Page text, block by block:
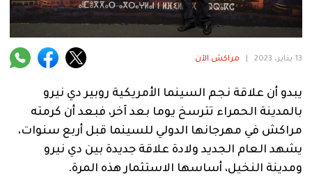
فنية
منوعة
آراء
13 يناير، 2023 مراكش الآن
يبدو أن علاقة نجم السينما الأمريكية روبير دي نيرو
بالمدينة الحمراء تترسخ يوما بعد آخر، فبعد أن كرمته
مراكش في مهرجانها الدولي للسينما قبل أربع سنوات،
يشهد العام الجديد ولادة علاقة جديدة بين دي نيرو
ومدينة النخيل، أساسها الاستثمار هذه المرة.